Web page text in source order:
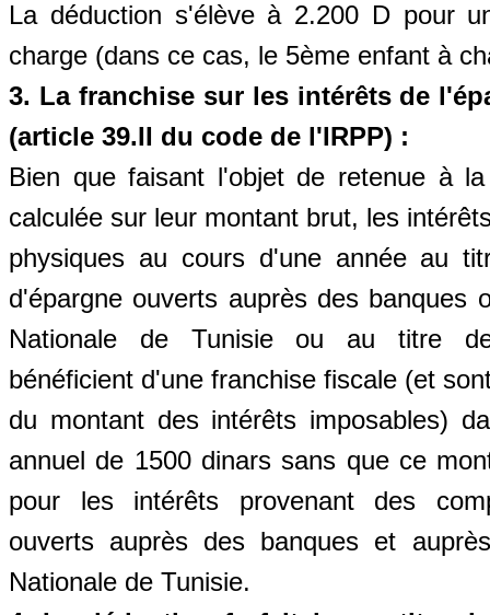
La déduction s'élève à 2.200 D pour
charge (dans ce cas, le 5ème enfant à
3. La franchise sur les intérêts de
(article 39.II du code de l'IRPP) :
Bien que faisant l'objet de retenue à
calculée sur leur montant brut, les
physiques au cours d'une année au
d'épargne ouverts auprès des banques
Nationale de Tunisie ou au titre
bénéficient d'une franchise fiscale (et
du montant des intérêts imposables)
annuel de 1500 dinars sans que ce
pour les intérêts provenant des
ouverts auprès des banques et
Nationale de Tunisie.